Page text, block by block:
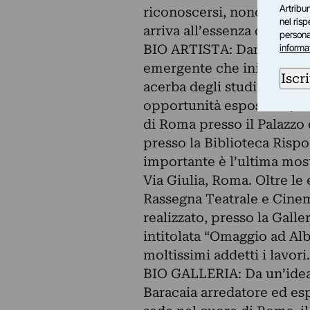
riconoscersi, nonostante
arriva all’essenza della
BIO ARTISTA: Damiano
emergente che inizia la
acerba degli studi
opportunità espositive;
di Roma presso il
presso la Biblioteca
importante è l’ultima
Via Giulia, Roma. Oltre
Rassegna Teatrale e
realizzato, presso la
intitolata “Omaggio ad
moltissimi addetti i lavori.
BIO GALLERIA: Da
Baracaia arredatore ed
nel